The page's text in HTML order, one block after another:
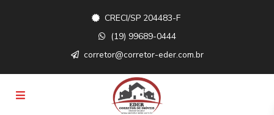
CRECI/SP 204483-F
(19) 99689-0444
corretor@corretor-eder.com.br